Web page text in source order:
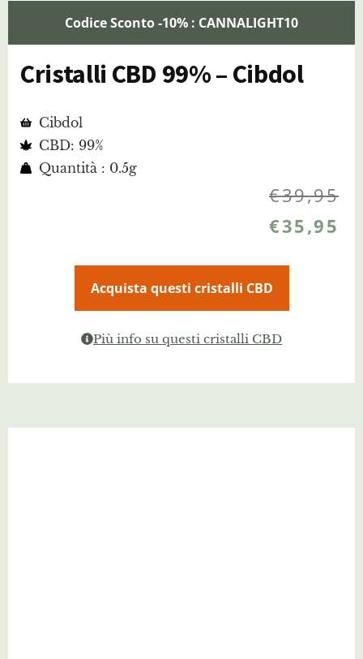
Codice Sconto -10% : CANNALIGHT10
Cristalli CBD 99% – Cibdol
Cibdol
CBD: 99%
Quantità : 0.5g
€39,95
€35,95
Acquista questi cristalli CBD
Più info su questi cristalli CBD